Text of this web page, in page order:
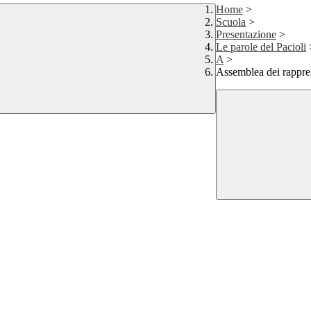
Home >
Scuola >
Presentazione >
Le parole del Pacioli
A >
Assemblea dei